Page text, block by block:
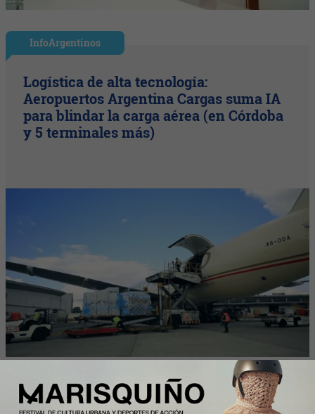
InfoArgentinos
Logística de alta tecnología:
Aeropuertos Argentina Cargas suma IA
para blindar la carga aérea (en Córdoba
y 5 terminales más)
InfoStartUps